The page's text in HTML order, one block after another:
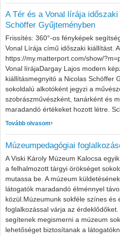
A Tér és a Vonal lírája
Schöffer Gyűjteményben
Frissítés: 360°-os fényképek
Vonal Lírája című időszaki kiállítást.
https://my.matterport.com/show/
Vonal lírájaDargay Lajos modern
kiállításmegnyitó a Nicolas Schöffer
sokoldalú alkotóként jegyzi a
szobrászművészként, tanárként és
maradandó értékeket hozott létre.
Tovább olvasom: A Tér és a Vonal lírája
Múzeumpedagógiai
A Viski Károly Múzeum Kalocsa
a felhalmozott tárgyi örökséget
mutassa be. A múzeum
látogatók maradandó élménnyel
közül.Múzeumunk sokféle színes és
foglalkozással várja az
segítenek megismerni a múzeum
lehetőséget biztosítanak a